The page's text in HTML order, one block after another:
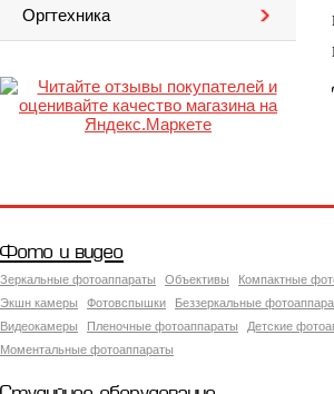
Оргтехника
Фото и видео
Зеркальные фотоаппараты Объективы
Компактные
Экшн камеры
Фотовспышки
Беззеркальные
Видеокамеры
Пленочные фотоаппараты
Детские
Моментальные фотоаппараты